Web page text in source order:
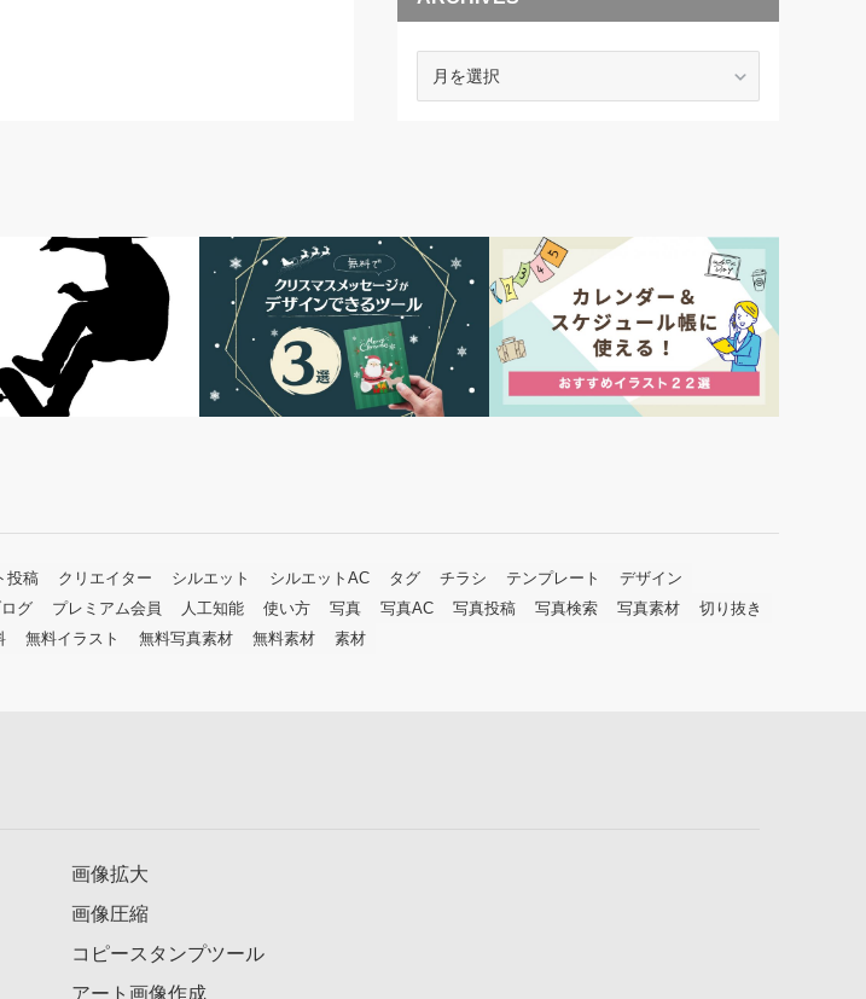
ARCHIVES
投稿 クリエイター シルエット シルエットAC タグ チラシ テンプレート
デザイン
グ プレミアム会員 人工知能 使い方 写真 写真AC 写真投稿 写真検索 写真素材
切り抜き
無料イラスト 無料写真素材 無料素材 素材
画像拡大
画像圧縮
コピースタンプツール
アート画像作成